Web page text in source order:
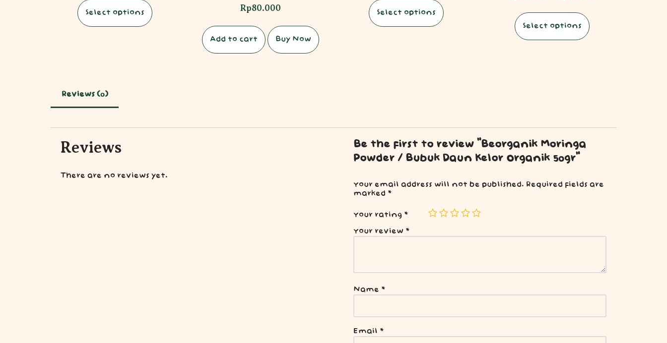
Select options Rp80.000
Add to cart Buy Now
Select options
Select options
Reviews (0)
Reviews
There are no reviews yet.
Be the first to review “Beorganik Moringa
Powder / Bubuk Daun Kelor Organik 50gr”
Your email address will not be published. Required fields are
marked *
Your rating *
Your review *
Name *
Email *